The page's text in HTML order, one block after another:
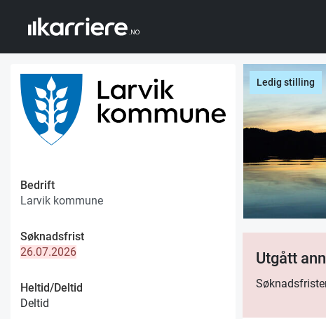
Bedrift
Larvik kommune
Søknadsfrist
26.07.2026
Heltid/Deltid
Deltid
Ledig stilling
Utgått